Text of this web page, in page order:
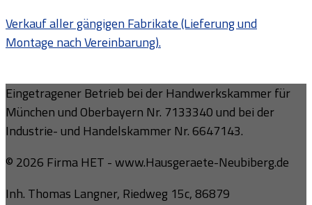
Verkauf aller gängigen Fabrikate (Lieferung und
Montage nach Vereinbarung).
Eingetragener Betrieb bei der Handwerkskammer für
München und Oberbayern Nr. 7133340 und bei der
Industrie- und Handelskammer Nr. 6647143.
© 2026 Firma HET - www.Hausgeraete-Neubiberg.de
Inh. Thomas Langner, Riedweg 15c, 86879